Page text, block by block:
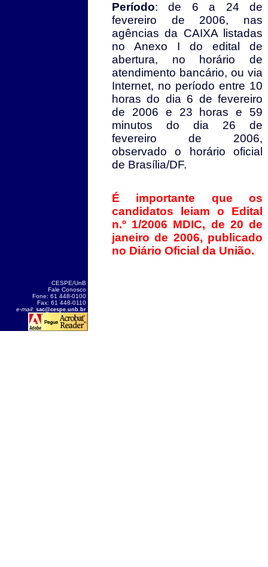
Período: de 6 a 24 de
fevereiro de 2006, nas
agências da CAIXA listadas
no Anexo I do edital de
abertura, no horário de
atendimento bancário, ou via
Internet, no período entre 10
horas do dia 6 de fevereiro
de 2006 e 23 horas e 59
minutos do dia 26 de
fevereiro de 2006,
observado o horário oficial
de Brasília/DF.
É importante que os
candidatos leiam o Edital
n.º 1/2006 MDIC, de 20 de
janeiro de 2006, publicado
no Diário Oficial da União.
CESPE/UnB
Fale Conosco
Fone: 61 448-0100
Fax: 61 448-0110
e-mail: sac@cespe.unb.br